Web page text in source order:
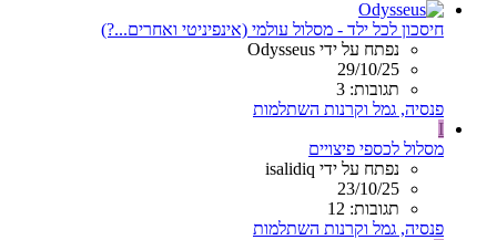
חיסכון לכל ילד - מסלול עולמי (אינפיניטי ואחרים...?)
נפתח על ידי Odysseus
29/10/25
תגובות: 3
פנסיה, גמל וקרנות השתלמות
I
מסלול לכספי פיצויים
נפתח על ידי isalidiq
23/10/25
תגובות: 12
פנסיה, גמל וקרנות השתלמות